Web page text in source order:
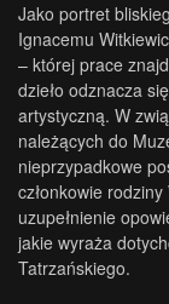
Jako portret
Ignacemu
– której prace
dzieło odznacza
artystyczną. W
należących do
nieprzypadkowe
członkowie
uzupełnienie
jakie wyraża
Tatrzańskiego.